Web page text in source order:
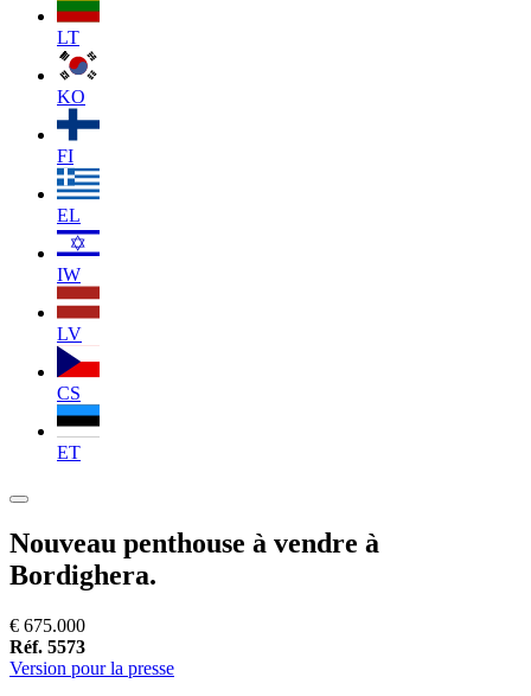
LT
KO
FI
EL
IW
LV
CS
ET
Nouveau penthouse à vendre à
Bordighera.
€ 675.000
Réf. 5573
Version pour la presse